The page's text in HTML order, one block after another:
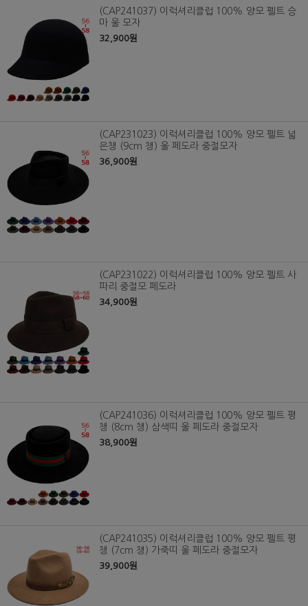
(CAP241037) 이럭셔리클럽 100% 양모 펠트 승
마 울 모자
32,900원
(CAP231023) 이럭셔리클럽 100% 양모 펠트 넓
은챙 (9cm 챙) 울 페도라 중절모자
36,900원
(CAP231022) 이럭셔리클럽 100% 양모 펠트 사
파리 중절모 페도라
34,900원
(CAP241036) 이럭셔리클럽 100% 양모 펠트 평
챙 (8cm 챙) 삼색띠 울 페도라 중절모자
38,900원
(CAP241035) 이럭셔리클럽 100% 양모 펠트 평
챙 (7cm 챙) 가죽띠 울 페도라 중절모자
39,900원